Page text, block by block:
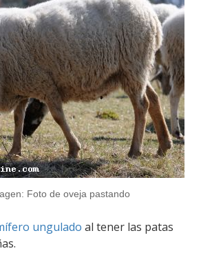
Foto de oveja pastando
ungulado al tener las patas